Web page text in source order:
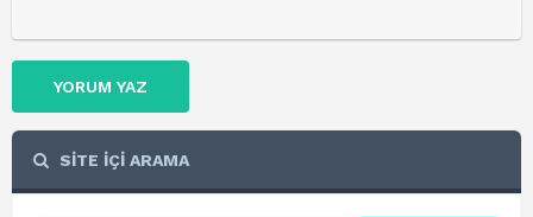
YORUM YAZ
SİTE İÇİ ARAMA